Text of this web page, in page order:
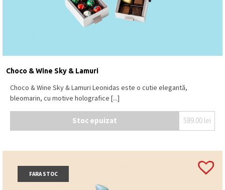
Choco & Wine Sky & Lamuri
Choco & Wine Sky & Lamuri Leonidas este o cutie elegantă,
bleomarin, cu motive holografice [...]
Stoc epuizat 589.00 lei
FARA STOC